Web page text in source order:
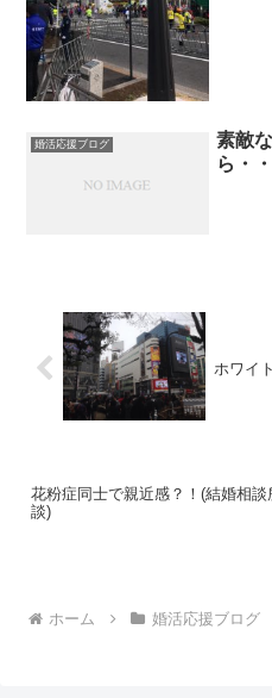
婚活応援ブログ
素敵
ら・・
ホワイ
花粉症同士で親近感？！(結婚相談
談)
ホーム 婚活応援ブログ